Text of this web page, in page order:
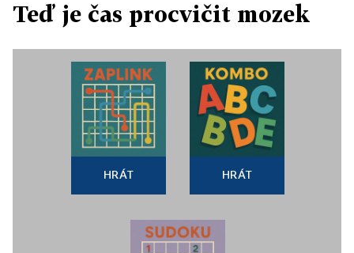
Teď je čas procvičit mozek
HRÁT HRÁT